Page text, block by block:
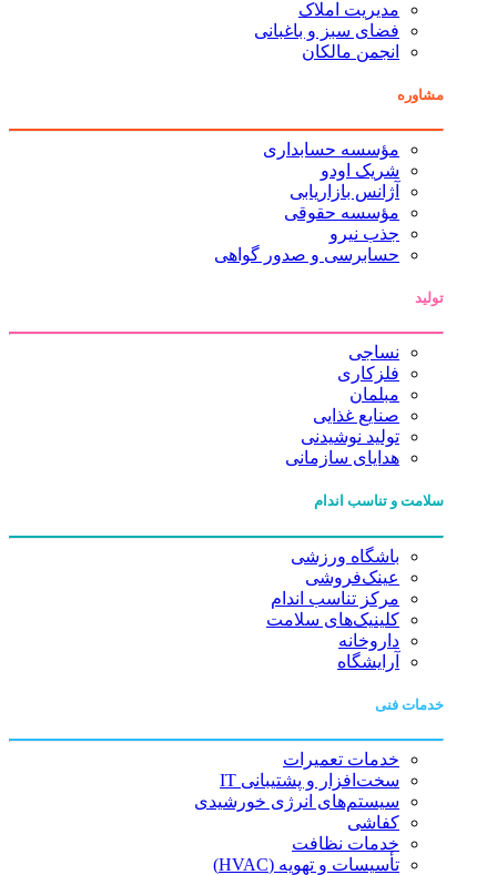
مدیریت املاک
فضای سبز و باغبانی
انجمن مالکان
مشاوره
مؤسسه حسابداری
شریک اودو
آژانس بازاریابی
مؤسسه حقوقی
جذب نیرو
حسابرسی و صدور گواهی
تولید
نساجی
فلزکاری
مبلمان
صنایع غذایی
تولید نوشیدنی
هدایای سازمانی
سلامت و تناسب اندام
باشگاه ورزشی
عینک‌فروشی
مرکز تناسب اندام
کلینیک‌های سلامت
داروخانه
آرایشگاه
خدمات فنی
خدمات تعمیرات
سخت‌افزار و پشتیبانی IT
سیستم‌های انرژی خورشیدی
کفاشی
خدمات نظافت
تأسیسات و تهویه (HVAC)